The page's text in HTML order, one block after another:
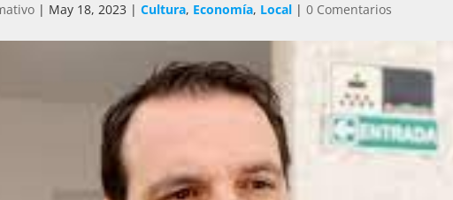
| May 18, 2023 |Cultura, Economía, Local |0 Comentarios